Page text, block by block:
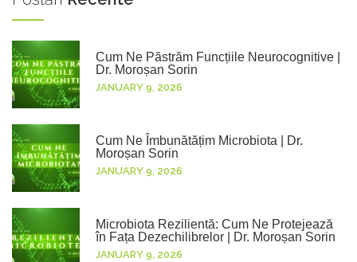
Cum Ne Păstrăm Funcțiile Neurocognitive |
Dr. Moroșan Sorin
JANUARY 9, 2026
Cum Ne Îmbunătățim Microbiota | Dr.
Moroșan Sorin
JANUARY 9, 2026
Microbiota Rezilientă: Cum Ne Protejează
în Fața Dezechilibrelor | Dr. Moroșan Sorin
JANUARY 9, 2026